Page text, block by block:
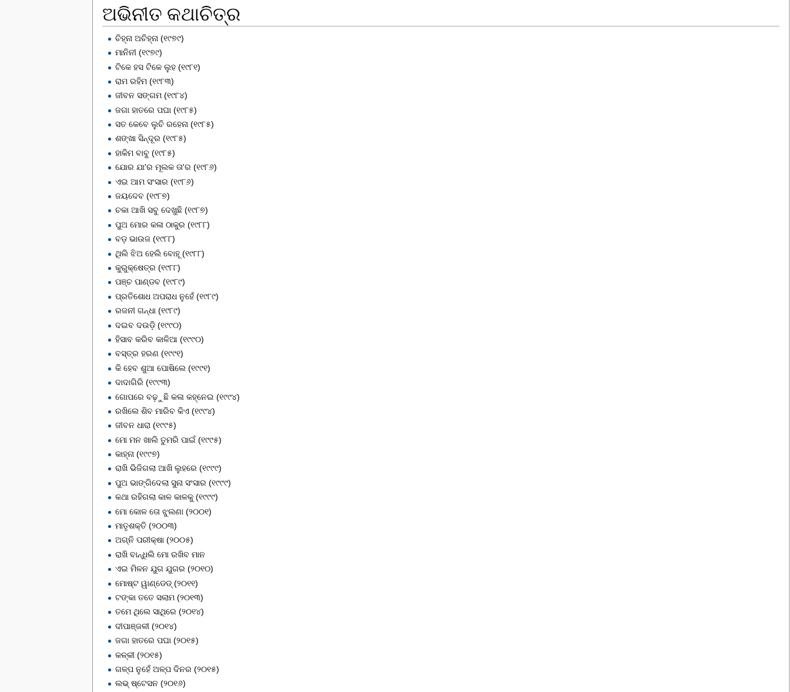
ଅଭିନୀତ କଥାଚିତ୍ର
ଚିହ୍ନା ଅଚିହ୍ନା (୧୯୭୯)
ମାନିନୀ (୧୯୭୯)
ଟିକେ ହସ ଟିକେ ଲୁହ (୧୯୮୧)
ରାମ ରହିମ (୧୯୮୩)
ଜୀବନ ସଙ୍ଗମ (୧୯୮୪)
ଜଗା ହାତରେ ପଘା (୧୯୮୫)
ସତ କେବେ ଲୁଚି ରହେନା (୧୯୮୫)
ଶଙ୍ଖା ସିନ୍ଦୂର (୧୯୮୫)
ହାକିମ ବାବୁ (୧୯୮୫)
ଯୋର ଯା'ର ମୂଲକ ତା'ର (୧୯୮୬)
ଏଇ ଆମ ସଂସାର (୧୯୮୬)
ଜୟଦେବ (୧୯୮୭)
ଚକା ଆଖି ସବୁ ଦେଖୁଛି (୧୯୮୭)
ପୁଅ ମୋର କଳା ଠାକୁର (୧୯୮୮)
ବଡ଼ ଭାଉଜ (୧୯୮୮)
ଥିଲି ଝିଅ ହେଲି ବୋହୂ (୧୯୮୮)
କୁରୁକ୍ଷେତ୍ର (୧୯୮୮)
ପଞ୍ଚ ପାଣ୍ଡବ (୧୯୮୯)
ପ୍ରତିଶୋଧ ଅପରାଧ ନୁହେଁ (୧୯୮୯)
ରଜନୀ ଗନ୍ଧା (୧୯୮୯)
ଦଇବ ଦଉଡ଼ି (୧୯୯୦)
ହିସାବ କରିବ କାଳିଆ (୧୯୯୦)
ବସ୍ତ୍ର ହରଣ (୧୯୯୧)
କି ହେବ ଶୁଆ ପୋଷିଲେ (୧୯୯୧)
ଦାଦାଗିରି (୧୯୯୩)
ଗୋପରେ ବଢ଼ୁଛି କଳା କହ୍ନେଇ (୧୯୯୪)
ରଖିଲେ ଶିବ ମାରିବ କିଏ (୧୯୯୪)
ଜୀବନ ଧାରା (୧୯୯୫)
ମୋ ମନ ଖାଲି ତୁମରି ପାଇଁ (୧୯୯୫)
କାହ୍ନା (୧୯୯୭)
ରାଖି ଭିଜିଗଲା ଆଖି ଲୁହରେ (୧୯୯୯)
ପୁଅ ଭାଙ୍ଗିଦେଲା ସୁନା ସଂସାର (୧୯୯୯)
କଥା ରହିଗଲା କାଳ କାଳକୁ (୧୯୯୯)
ମୋ କୋଳ ତୋ ଝୁଲଣା (୨୦୦୧)
ମାତୃଶକ୍ତି (୨୦୦୩)
ଅଗ୍ନି ପରୀକ୍ଷା (୨୦୦୫)
ରାଖି ବାନ୍ଧିଲି ମୋ ରଖିବ ମାନ
ଏଇ ମିଳନ ଯୁଗ ଯୁଗର (୨୦୧୦)
ମୋଷ୍ଟ ୱାଣ୍ଡେଡ୍ (୨୦୧୧)
ଟଙ୍କା ତତେ ସଲାମ (୨୦୧୩)
ତମେ ଥିଲେ ସାଥିରେ (୨୦୧୪)
ଦୀପାଞ୍ଜଳୀ (୨୦୧୪)
ଜଗା ହାତରେ ପଘା (୨୦୧୫)
କଳ୍କୀ (୨୦୧୫)
ଗଳ୍ପ ନୁହେଁ ଅଳ୍ପ ଦିନର (୨୦୧୫)
ଲଭ୍ ଷ୍ଟେସନ (୨୦୧୬)